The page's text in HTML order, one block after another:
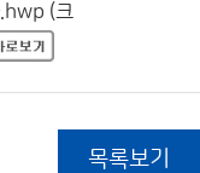
(크
목록보기